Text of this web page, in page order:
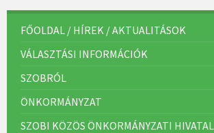
FŐOLDAL / HÍREK / AKTUALITÁSOK
VÁLASZTÁSI INFORMÁCIÓK
SZOBRÓL
ÖNKORMÁNYZAT
SZOBI KÖZÖS ÖNKORMÁNYZATI HIVATAL